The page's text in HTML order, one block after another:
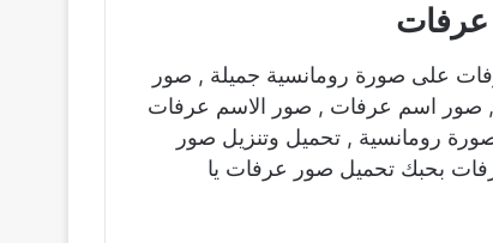
عرفات
على صورة رومانسية جميلة , صور
, صور اسم عرفات , صور الاسم عرفات
رومانسية , تحميل وتنزيل صور
بحبك تحميل صور عرفات يا